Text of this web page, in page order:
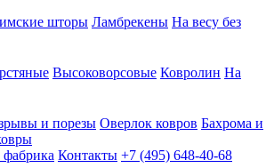
шторы Ламбрекены На весу без
Высоковорсовые Ковролин На
и порезы Оверлок ковров Бахрома и
Контакты +7 (495) 648-40-68